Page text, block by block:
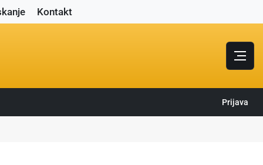
Kontakt
Prijava